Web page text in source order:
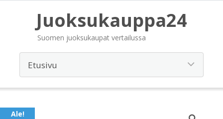
Juoksukauppa24
Suomen juoksukaupat vertailussa
Ale!